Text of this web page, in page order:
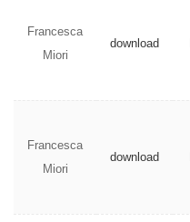
Francesca
Miori
download
Francesca
Miori
download